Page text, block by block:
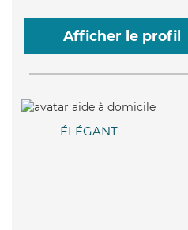
Afficher le profil
ÉLÉGANT